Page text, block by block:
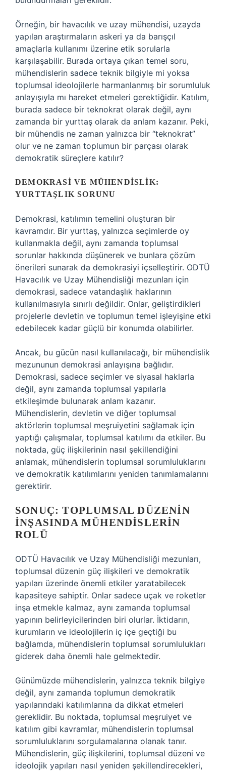
Örneğin, bir havacılık ve uzay mühendisi, uzayda
yapılan araştırmaların askeri ya da barışçıl
amaçlarla kullanımı üzerine etik sorularla
karşılaşabilir. Burada ortaya çıkan temel soru,
mühendislerin sadece teknik bilgiyle mi yoksa
toplumsal ideolojilerle harmanlanmış bir sorumluluk
anlayışıyla mı hareket etmeleri gerektiğidir. Katılım,
burada sadece bir teknokrat olarak değil, aynı
zamanda bir yurttaş olarak da anlam kazanır. Peki,
bir mühendis ne zaman yalnızca bir “teknokrat”
olur ve ne zaman toplumun bir parçası olarak
demokratik süreçlere katılır?
DEMOKRASI VE MÜHENDISLIK:
YURTTAŞLIK SORUNU
Demokrasi, katılımın temelini oluşturan bir
kavramdır. Bir yurttaş, yalnızca seçimlerde oy
kullanmakla değil, aynı zamanda toplumsal
sorunlar hakkında düşünerek ve bunlara çözüm
önerileri sunarak da demokrasiyi içselleştirir. ODTÜ
Havacılık ve Uzay Mühendisliği mezunları için
demokrasi, sadece vatandaşlık haklarının
kullanılmasıyla sınırlı değildir. Onlar, geliştirdikleri
projelerle devletin ve toplumun temel işleyişine etki
edebilecek kadar güçlü bir konumda olabilirler.
Ancak, bu gücün nasıl kullanılacağı, bir mühendislik
mezununun demokrasi anlayışına bağlıdır.
Demokrasi, sadece seçimler ve siyasal haklarla
değil, aynı zamanda toplumsal yapılarla
etkileşimde bulunarak anlam kazanır.
Mühendislerin, devletin ve diğer toplumsal
aktörlerin toplumsal meşruiyetini sağlamak için
yaptığı çalışmalar, toplumsal katılımı da etkiler. Bu
noktada, güç ilişkilerinin nasıl şekillendiğini
anlamak, mühendislerin toplumsal sorumluluklarını
ve demokratik katılımlarını yeniden tanımlamalarını
gerektirir.
SONUÇ: TOPLUMSAL DÜZENIN
İNŞASINDA MÜHENDISLERIN
ROLÜ
ODTÜ Havacılık ve Uzay Mühendisliği mezunları,
toplumsal düzenin güç ilişkileri ve demokratik
yapıları üzerinde önemli etkiler yaratabilecek
kapasiteye sahiptir. Onlar sadece uçak ve roketler
inşa etmekle kalmaz, aynı zamanda toplumsal
yapının belirleyicilerinden biri olurlar. İktidarın,
kurumların ve ideolojilerin iç içe geçtiği bu
bağlamda, mühendislerin toplumsal sorumlulukları
giderek daha önemli hale gelmektedir.
Günümüzde mühendislerin, yalnızca teknik bilgiye
değil, aynı zamanda toplumun demokratik
yapılarındaki katılımlarına da dikkat etmeleri
gereklidir. Bu noktada, toplumsal meşruiyet ve
katılım gibi kavramlar, mühendislerin toplumsal
sorumluluklarını sorgulamalarına olanak tanır.
Mühendislerin, güç ilişkilerini, toplumsal düzeni ve
ideolojik yapıları nasıl yeniden şekillendirecekleri,